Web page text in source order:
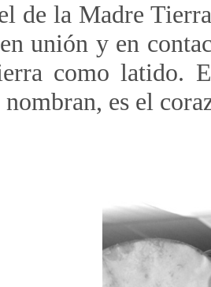
de la Madre
unión y en
como latido.
es el